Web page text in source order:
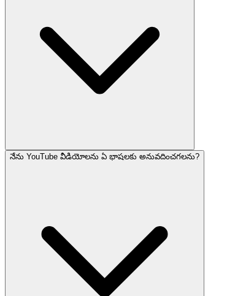
నేను YouTube వీడియోలను ఏ భాషలకు అనువదించగలను?